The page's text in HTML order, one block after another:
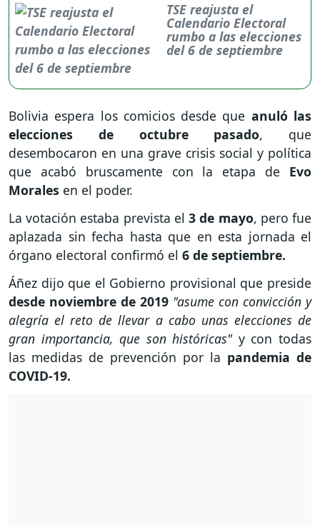
TSE reajusta el
Calendario Electoral
rumbo a las elecciones
del 6 de septiembre
Bolivia espera los comicios desde que anuló las
elecciones de octubre pasado, que
desembocaron en una grave crisis social y política
que acabó bruscamente con la etapa de Evo
Morales en el poder.
La votación estaba prevista el3 de mayo, pero fue
aplazada sin fecha hasta que en esta jornada el
órgano electoral confirmó el 6 de septiembre.
Áñez dijo que el Gobierno provisional que preside
desde noviembre de 2019 "asume con convicción y
alegría el reto de llevar a cabo unas elecciones de
gran importancia, que son históricas"y con todas
las medidas de prevención por la pandemia de
COVID-19.